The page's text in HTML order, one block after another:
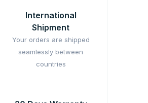
International
Shipment
Your orders are shipped
seamlessly between
countries